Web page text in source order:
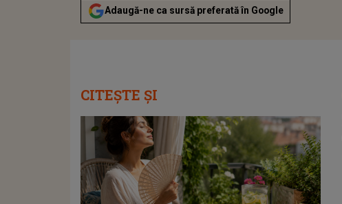
Adaugă-ne ca sursă preferată în Google
CITEȘTE ȘI